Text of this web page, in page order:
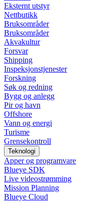
Eksternt utstyr
Nettbutikk
Bruksområder
Bruksområder
Akvakultur
Forsvar
Shipping
Inspeksjonstjenester
Forskning
Søk og redning
Bygg og anlegg
Pir og havn
Offshore
Vann og energi
Turisme
Grensekontroll
Teknologi
Apper og programvare
Blueye SDK
Live videostrømming
Mission Planning
Blueye Cloud